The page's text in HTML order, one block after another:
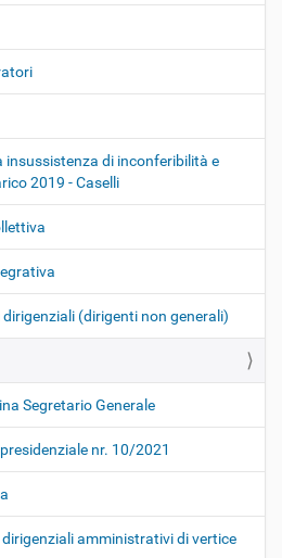
insussistenza di inconferibilità e
2019 - Caselli
(dirigenti non generali)
Segretario Generale
nr. 10/2021
amministrativi di vertice